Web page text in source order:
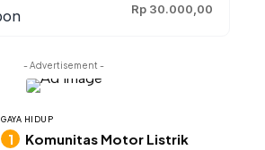
Rp 30.000,00
- Advertisement -
GAYA HIDUP
Komunitas Motor Listrik